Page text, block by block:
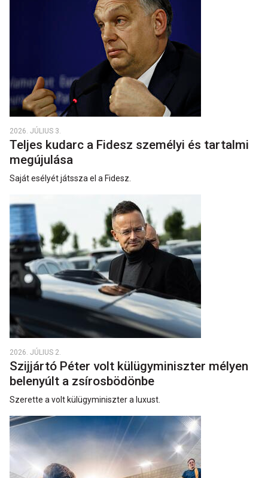
2026. JÚLIUS 3.
Teljes kudarc a Fidesz személyi és tartalmi
megújulása
Saját esélyét játssza el a Fidesz.
2026. JÚLIUS 2.
Szijjártó Péter volt külügyminiszter mélyen
belenyúlt a zsírosbödönbe
Szerette a volt külügyminiszter a luxust.